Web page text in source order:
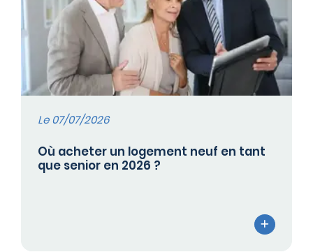
Le 07/07/2026
Où acheter un logement neuf en tant
que senior en 2026 ?